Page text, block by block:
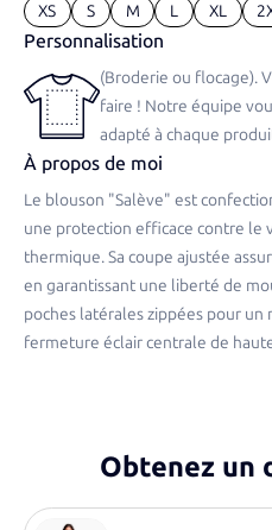
XS S M L XL
Personnalisation
(Broderie ou flocage).
faire ! Notre équipe
adapté à chaque
À propos de moi
Le blouson "Salève" est
une protection efficace contre le
thermique. Sa coupe ajustée
en garantissant une liberté de
poches latérales zippées pour
fermeture éclair centrale de
Obtenez un